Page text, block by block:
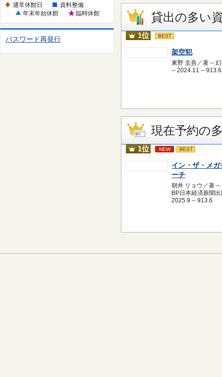
日
休
日
通常休館日
資料整備
年末年始休館
臨時休館
パスワード再発行
貸出の多い
1位 BEST
架空犯
東野 圭吾／著 --
-- 2024.11 -- 913.6
現在予約の
1位 NEW BEST
イン・ザ・メガ
ーチ
朝井 リョウ／著 --
BP日本経済新聞
2025.9 -- 913.6